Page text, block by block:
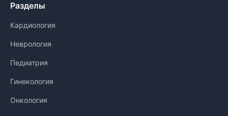
Разделы
Кардиология
Неврология
Педиатрия
Гинекология
Онкология